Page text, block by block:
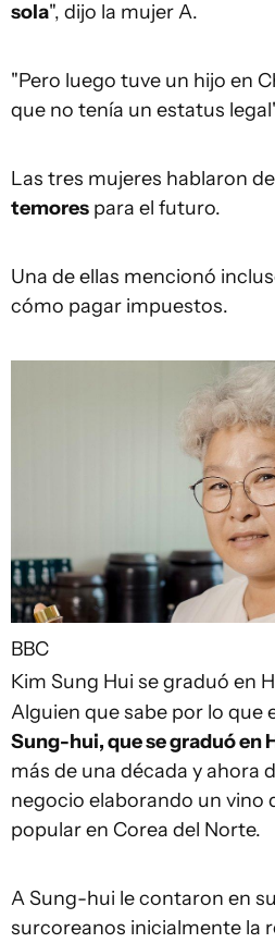
sola", dijo la mujer A.
"Pero luego tuve un hijo en
que no tenía un estatus
Las tres mujeres hablaron
temores para el futuro.
Una de ellas mencionó
cómo pagar impuestos.
BBC
Kim Sung Hui se graduó en
Alguien que sabe por lo que
Sung-hui, que se graduó en
más de una década y ahora
negocio elaborando un vino
popular en Corea del Norte.
A Sung-hui le contaron en
surcoreanos inicialmente la